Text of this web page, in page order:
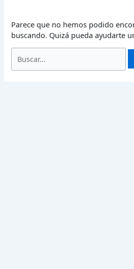
Parece que no hemos podido
buscando. Quizá pueda ayudarte